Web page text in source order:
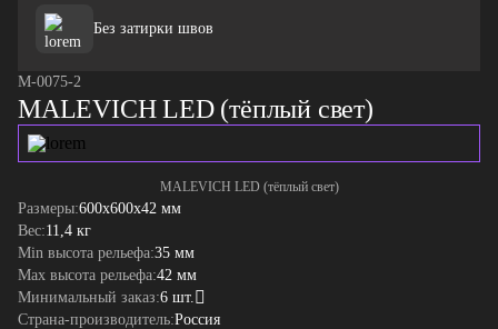
Без затирки швов
М-0075-2
MALEVICH LED (тёплый свет)
MALEVICH LED (тёплый свет)
Размеры:600x600x42 мм
Вес:11,4 кг
Min высота рельефа:35 мм
Max высота рельефа:42 мм
Минимальный заказ:6 шт.
Страна-производитель:Россия